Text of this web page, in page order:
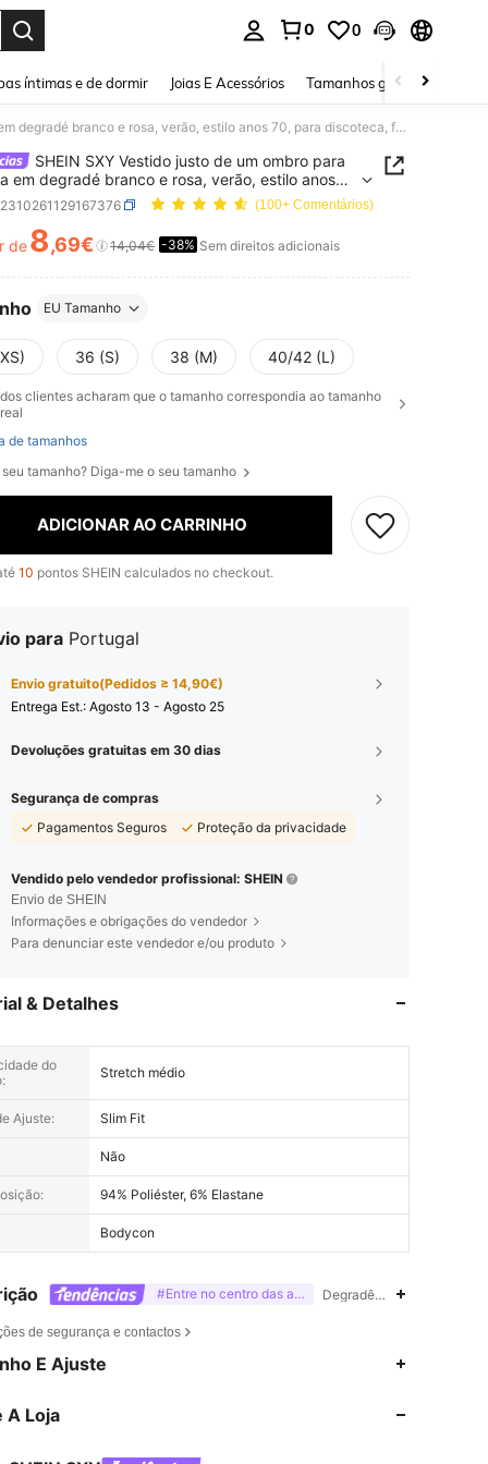
0 0
íntimas e de dormir Joias E Acessórios Tamanhos grandes
SHEIN SXY Vestido justo de um ombro para senhora em degradé branco e rosa, verão, estilo anos 70, para discoteca, festa, Dia dos Namorados, noite de encontro, aniversário, despedida de solteira e cocktail
SHEIN SXY Vestido justo de um ombro para
em degradé branco e rosa, verão, estilo anos
discoteca, festa, Dia dos Namorados, noite de
aniversário, despedida de solteira e cocktail
(100+ Comentários)
AND AVAILABILITY
de8,69€ 14,04€ -38% Sem direitos adicionais
EU Tamanho
36 (S) 38 (M) 40/42 (L)
dos clientes acharam que o tamanho correspondia ao tamanho
real
de tamanhos
seu tamanho? Diga-me o seu tamanho
ADICIONAR AO CARRINHO
10 pontos SHEIN calculados no checkout.
para Portugal
Envio gratuito(Pedidos ≥ 14,90€)
Entrega Est.: Agosto 13 - Agosto 25
Devoluções gratuitas em 30 dias
Segurança de compras
Pagamentos Seguros
Proteção da privacidade
Vendido pelo vendedor profissional: SHEIN
Envio de SHEIN
Informações e obrigações do vendedor
Para denunciar este vendedor e/ou produto
& Detalhes
do
Stretch médio
Ajuste: Slim Fit
Não
94% Poliéster, 6% Elastane
Bodycon
#Entre no centro das atençõesDegradê,Solidez da cor à
de segurança e contactos
E Ajuste
A Loja
4,86